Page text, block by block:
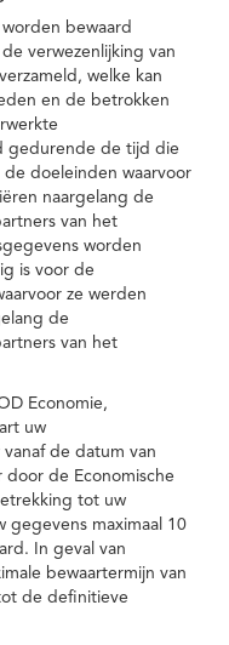
bewaard
verwezenlijking van
welke kan
en de betrokken
gedurende de tijd die
doeleinden waarvoor
naargelang de
van het
worden
is voor de
ze werden
de
van het
Economie,
uw
vanaf de datum van
door de Economische
tot uw
maximaal 10
In geval van
bewaartermijn van
de definitieve